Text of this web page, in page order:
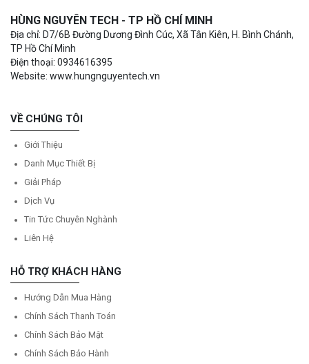
HÙNG NGUYÊN TECH - TP HỒ CHÍ MINH
Địa chỉ: D7/6B Đường Dương Đình Cúc, Xã Tân Kiên, H. Bình Chánh,
TP Hồ Chí Minh
Điện thoại: 0934616395
Website: www.hungnguyentech.vn
VỀ CHÚNG TÔI
Giới Thiệu
Danh Mục Thiết Bị
Giải Pháp
Dịch Vụ
Tin Tức Chuyên Nghành
Liên Hệ
HỖ TRỢ KHÁCH HÀNG
Hướng Dẫn Mua Hàng
Chính Sách Thanh Toán
Chính Sách Bảo Mật
Chính Sách Bảo Hành